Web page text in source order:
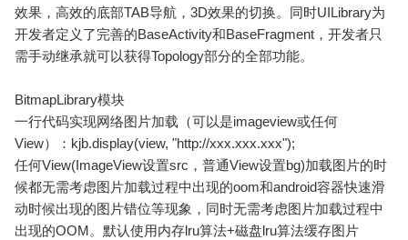
效果，高效的底部TAB导航，3D效果的切换。同时UILibrary为
开发者定义了完善的BaseActivity和BaseFragment，开发者只
需手动继承就可以获得Topology部分的全部功能。
BitmapLibrary模块
一行代码实现网络图片加载（可以是imageview或任何
View）：kjb.display(view, "http://xxx.xxx.xxx");
任何View(ImageView设置src，普通View设置bg)加载图片的时
候都无需考虑图片加载过程中出现的oom和android容器快速滑
动时候出现的图片错位等现象，同时无需考虑图片加载过程中
出现的OOM。默认使用内存lru算法+磁盘lru算法缓存图片